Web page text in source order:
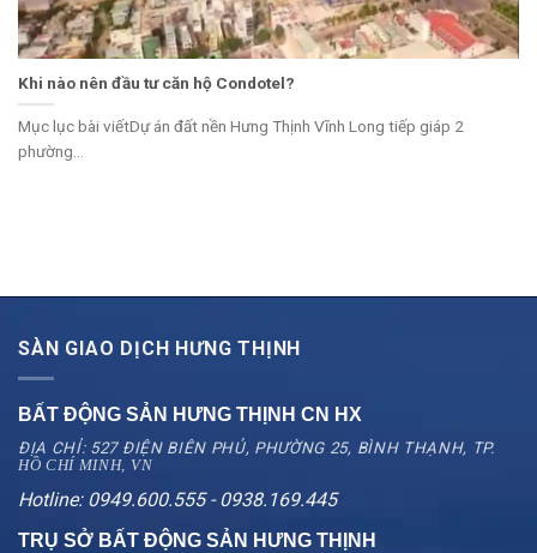
Khi nào nên đầu tư căn hộ Condotel?
Mục lục bài viếtDự án đất nền Hưng Thịnh Vĩnh Long tiếp giáp 2
phường...
SÀN GIAO DỊCH HƯNG THỊNH
BẤT ĐỘNG SẢN HƯNG THỊNH CN HX
ĐỊA CHỈ: 527 ĐIỆN BIÊN PHỦ, PHƯỜNG 25, BÌNH THẠNH, TP.
HỒ CHÍ MINH, VN
Hotline: 0949.600.555 - 0938.169.445
TRỤ SỞ BẤT ĐỘNG SẢN HƯNG THỊNH